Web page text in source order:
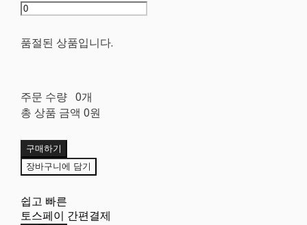
품절된 상품입니다.
주문 수량 0개
총 상품 금액 0원
구매하기
장바구니에 담기
쉽고 빠른
토스페이 간편결제